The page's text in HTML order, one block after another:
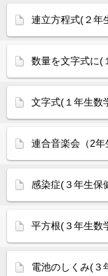
連立方程式(２年
数量を文字式に(
文字式(１年生数
連合音楽会（2年
感染症(３年生保
平方根(３年生数
電池のしくみ(３